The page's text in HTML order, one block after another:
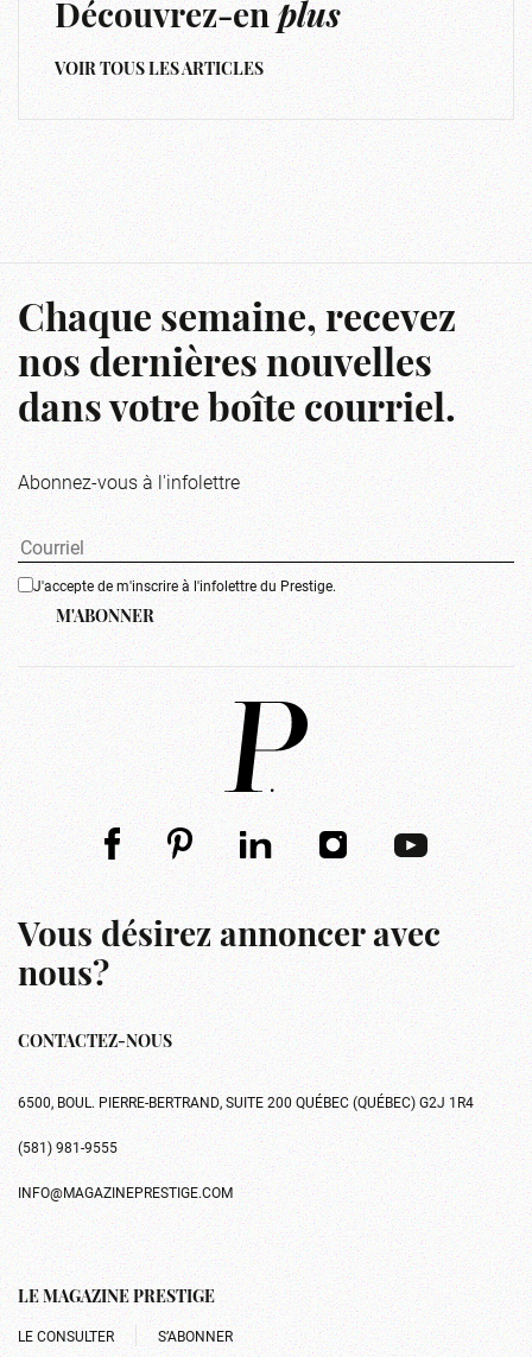
Découvrez-enplus
VOIR TOUS LES ARTICLES
Chaque semaine, recevez
nos dernières nouvelles
dans votre boîte courriel.
Abonnez-vous à l'infolettre
J'accepte de m'inscrire à l'infolettre du Prestige.
M'ABONNER
Vous désirez annoncer avec
nous?
CONTACTEZ-NOUS
6500, BOUL. PIERRE-BERTRAND, SUITE 200 QUÉBEC (QUÉBEC) G2J 1R4
(581) 981-9555
INFO@MAGAZINEPRESTIGE.COM
LE MAGAZINE PRESTIGE
LE CONSULTER S’ABONNER